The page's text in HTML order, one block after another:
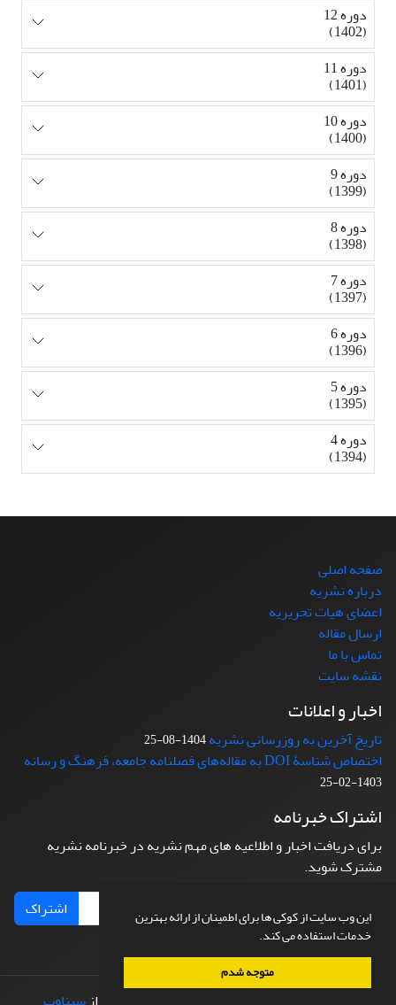
این وب سایت از کوکی ها برای اطمینان از ارائه بهترین
خدمات استفاده می کند.
متوجه شدم
دوره 12
(1402)
دوره 11
(1401)
دوره 10
(1400)
دوره 9
(1399)
دوره 8
(1398)
دوره 7
(1397)
دوره 6
(1396)
دوره 5
(1395)
دوره 4
(1394)
صفحه اصلی
درباره نشریه
اعضای هیات تحریریه
ارسال مقاله
تماس با ما
نقشه سایت
اخبار و اعلانات
تاریخ آخرین به روزرسانی نشریه1404-08-25
اختصاص شناسۀ DOI به مقاله‌های فصلنامه جامعه، فرهنگ و رسانه
1403-02-25
اشتراک خبرنامه
برای دریافت اخبار و اطلاعیه های مهم نشریه در خبرنامه نشریه
مشترک شوید.
اشتراک